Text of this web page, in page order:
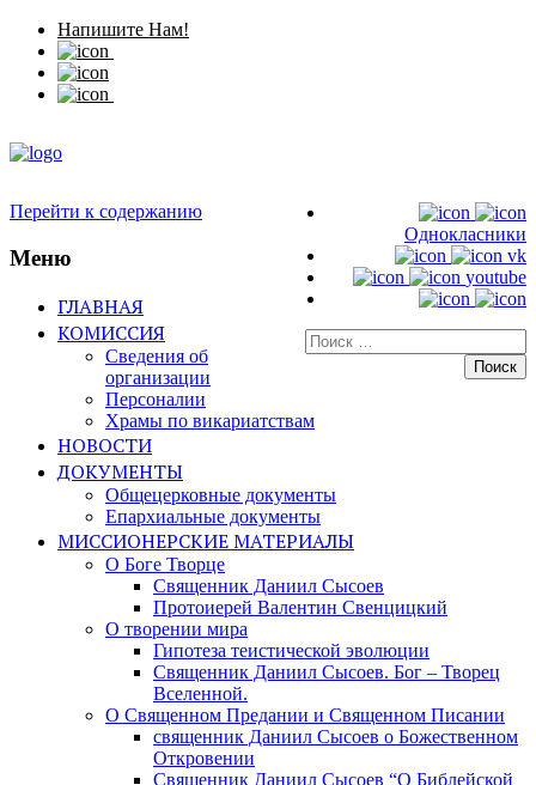
Напишите Нам!
Однокласники
vk
youtube
Искать:
Перейти к содержанию
Меню
ГЛАВНАЯ
КОМИССИЯ
Сведения об
организации
Персоналии
Храмы по викариатствам
НОВОСТИ
ДОКУМЕНТЫ
Общецерковные документы
Епархиальные документы
МИССИОНЕРСКИЕ МАТЕРИАЛЫ
О Боге Творце
Священник Даниил Сысоев
Протоиерей Валентин Свенцицкий
О творении мира
Гипотеза теистической эволюции
Священник Даниил Сысоев. Бог – Творец
Вселенной.
О Священном Предании и Священном Писании
священник Даниил Сысоев о Божественном
Откровении
Священник Даниил Сысоев “О Библейской